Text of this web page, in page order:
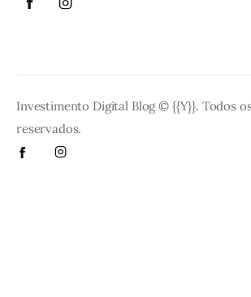
Investimento Digital Blog © {{Y}}. Todos
reservados.